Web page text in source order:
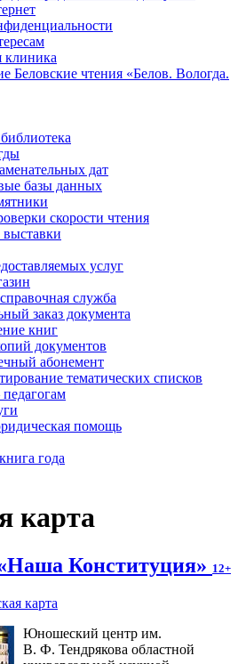
клиника
Беловские чтения «Белов. Вологда.
дат
базы данных
скорости чтения
услуг
служба
заказ документа
книг
документов
абонемент
тематических списков
помощь
года
карта
Конституция» 12+
карта
Юношеский центр им.
В. Ф. Тендрякова областной